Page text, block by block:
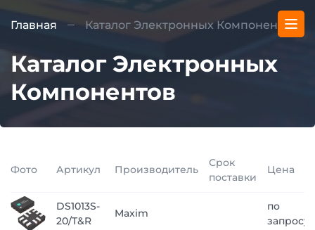
Главная Каталог Электронных Компонентов
Каталог Электронных
Компонентов
Фото Артикул Производитель
Срок
поставки
Цена
DS1013S-
20/T&R
Maxim
по
запросу